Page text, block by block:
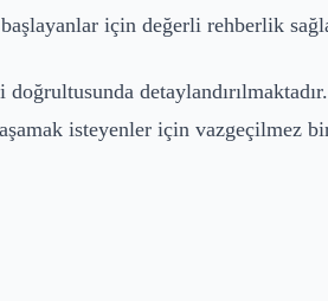
için değerli rehberlik
isteyenler için vazgeçilmez